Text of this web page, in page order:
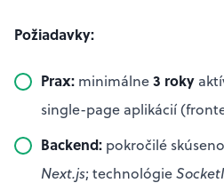
Požiadavky:
Prax: minimálne3 roky
single-page aplikácií
Backend: pokročilé
Next.js; technológie